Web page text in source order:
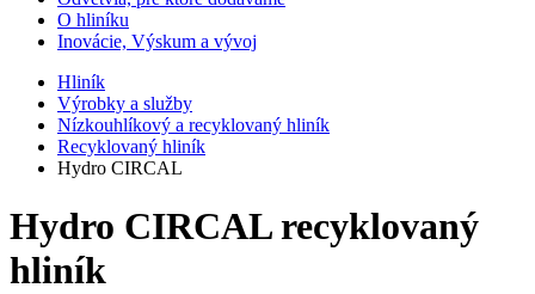
O hliníku
Inovácie, Výskum a vývoj
Hliník
Výrobky a služby
Nízkouhlíkový a recyklovaný hliník
Recyklovaný hliník
Hydro CIRCAL
Hydro CIRCAL recyklovaný
hliník